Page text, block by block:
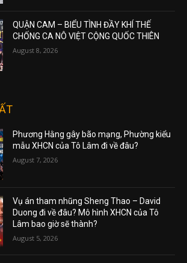
QUẬN CAM – BIỂU TÌNH ĐẦY KHÍ THẾ
CHỐNG CA NÔ VIỆT CỘNG QUỐC THIÊN
August 8, 2026
Phương Hằng gây bão mạng, Phường kiểu
mẫu XHCN của Tô Lâm đi về đâu?
August 7, 2026
Vụ án tham nhũng Sheng Thao – David
Duong đi về đâu? Mô hình XHCN của Tô
Lâm bao giờ sẽ thành?
August 5, 2026